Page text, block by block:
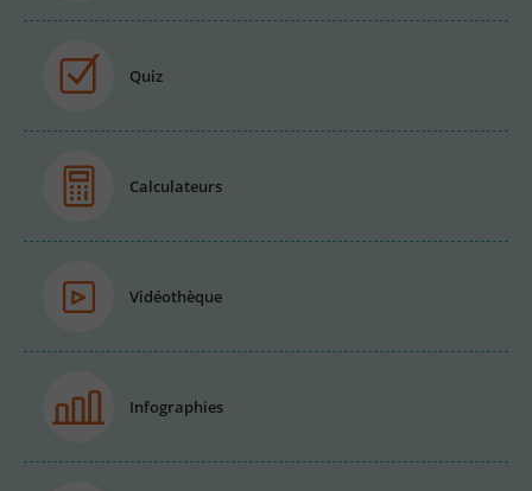
Quiz
Calculateurs
Vidéothèque
Infographies